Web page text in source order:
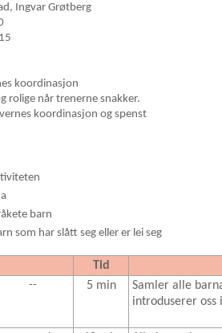
Ingvar Grøtberg
koordinasjon
rolige når trenerne snakker.
koordinasjon og spenst
barn
som har slått seg eller er lei seg
Tid
-- 5 min
Samler alle
introduserer oss